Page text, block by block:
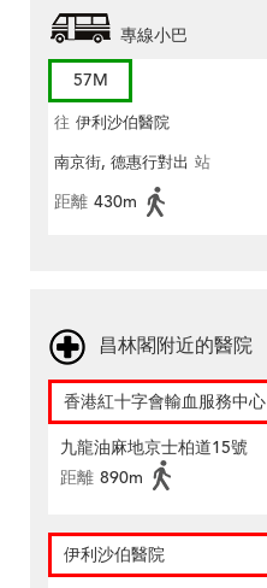
專線小巴
57M
往 伊利沙伯醫院
南京街, 德惠行對出 站
距離 430m
昌林閣附近的醫院
香港紅十字會輸血服務中心
九龍油麻地京士柏道15號
距離 890m
伊利沙伯醫院